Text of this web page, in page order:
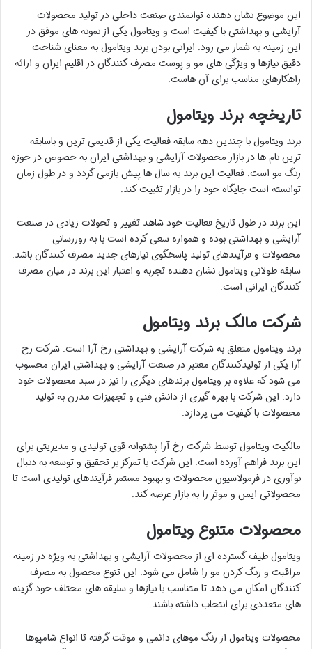
این موضوع نشان دهنده توانمندی صنعت داخلی در تولید محصولات
آرایشی و بهداشتی با کیفیت است و ویتامول یکی از نمونه های موفق در
این زمینه به شمار می رود. ایرانی بودن برند ویتامول به معنای شناخت
دقیق نیازها و ویژگی های مو و پوست مصرف کنندگان در اقلیم ایران و ارائه
راهکارهای مناسب برای آن هاست.
تاریخچه برند ویتامول
برند ویتامول با چندین دهه سابقه فعالیت یکی از قدیمی ترین و باسابقه
ترین نام ها در بازار محصولات آرایشی و بهداشتی ایران به خصوص در حوزه
رنگ مو است. فعالیت این برند به سال ها پیش بازمی گردد و در طول زمان
توانسته است جایگاه خود را در بازار تثبیت کند.
این برند در طول تاریخ فعالیت خود شاهد تغییر و تحولات زیادی در صنعت
آرایشی و بهداشتی بوده و همواره سعی کرده است با به روزرسانی
محصولات و فرآیندهای تولید پاسخگوی نیازهای جدید مصرف کنندگان باشد.
سابقه طولانی ویتامول نشان دهنده تجربه و اعتبار این برند در میان مصرف
کنندگان ایرانی است.
شرکت مالک برند ویتامول
برند ویتامول متعلق به شرکت آرایشی و بهداشتی رخ آرا است. شرکت رخ
آرا یکی از تولیدکنندگان معتبر در صنعت آرایشی و بهداشتی ایران محسوب
می شود که علاوه بر ویتامول برندهای دیگری را نیز در سبد محصولات خود
دارد. این شرکت با بهره گیری از دانش فنی و تجهیزات مدرن به تولید
محصولات با کیفیت می پردازد.
مالکیت ویتامول توسط شرکت رخ آرا پشتوانه قوی تولیدی و مدیریتی برای
این برند فراهم آورده است. این شرکت با تمرکز بر تحقیق و توسعه به دنبال
نوآوری در فرمولاسیون محصولات و بهبود مستمر فرآیندهای تولیدی است تا
محصولاتی ایمن و موثر را به بازار عرضه کند.
محصولات متنوع ویتامول
ویتامول طیف گسترده ای از محصولات آرایشی و بهداشتی به ویژه در زمینه
مراقبت و رنگ کردن مو را شامل می شود. این تنوع محصول به مصرف
کنندگان امکان می دهد تا متناسب با نیازها و سلیقه های مختلف خود گزینه
های متعددی برای انتخاب داشته باشند.
محصولات ویتامول از رنگ موهای دائمی و موقت گرفته تا انواع شامپوها